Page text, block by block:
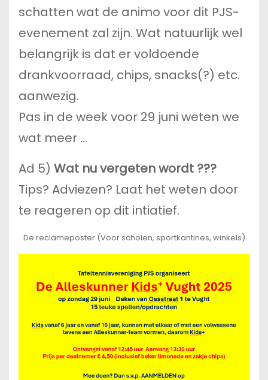
schatten wat de animo voor dit PJS-
evenement zal zijn. Wat natuurlijk wel
belangrijk is dat er voldoende
drankvoorraad, chips, snacks(?) etc.
aanwezig.
Pas in de week voor 29 juni weten we
wat meer …
Ad 5) Wat nu vergeten wordt ???
Tips? Adviezen? Laat het weten door
te reageren op dit intiatief.
De reclameposter (Voor scholen, sportkantines, winkels)